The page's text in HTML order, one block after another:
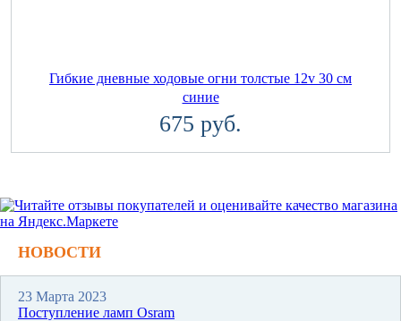
Гибкие дневные ходовые огни толстые 12v 30 см
синие
675 руб.
НОВОСТИ
23 Марта 2023
Поступление ламп Osram